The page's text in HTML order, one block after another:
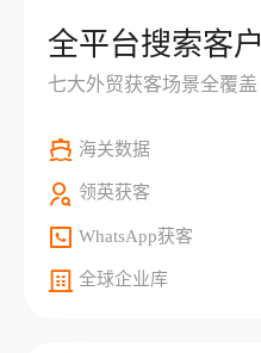
全平台搜索客户
七大外贸获客场景全覆盖
海关数据
领英获客
WhatsApp获客
全球企业库